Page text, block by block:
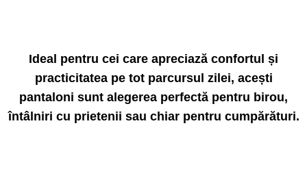
Ideal pentru cei care apreciază confortul și
practicitatea pe tot parcursul zilei, acești
pantaloni sunt alegerea perfectă pentru birou,
întâlniri cu prietenii sau chiar pentru cumpărături.